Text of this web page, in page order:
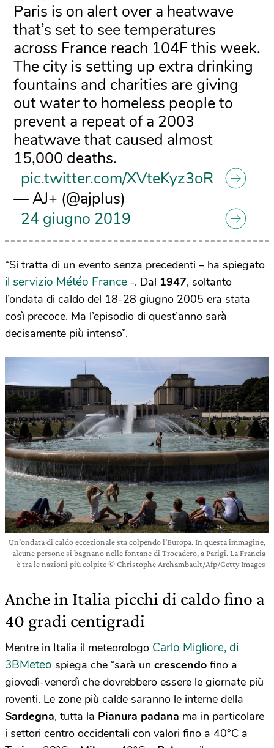
Paris is on alert over a heatwave
that’s set to see temperatures
across France reach 104F this week.
The city is setting up extra drinking
fountains and charities are giving
out water to homeless people to
prevent a repeat of a 2003
heatwave that caused almost
15,000 deaths.
pic.twitter.com/XVteKyz3oR
— AJ+ (@ajplus)
24 giugno 2019
“Si tratta di un evento senza precedenti – ha spiegato
il servizio Météo France -. Dal 1947, soltanto
l’ondata di caldo del 18-28 giugno 2005 era stata
così precoce. Ma l’episodio di quest’anno sarà
decisamente più intenso”.
Un’ondata di caldo eccezionale sta colpendo l’Europa. In questa immagine,
alcune persone si bagnano nelle fontane di Trocadero, a Parigi. La Francia
è tra le nazioni più colpite © Christophe Archambault/Afp/Getty Images
Anche in Italia picchi di caldo fino a
40 gradi centigradi
Mentre in Italia il meteorologo Carlo Migliore, di
3BMeteo spiega che “sarà un crescendo fino a
giovedì-venerdì che dovrebbero essere le giornate più
roventi. Le zone più calde saranno le interne della
Sardegna, tutta la Pianura padana ma in particolare
i settori centro occidentali con valori fino a 40°C a